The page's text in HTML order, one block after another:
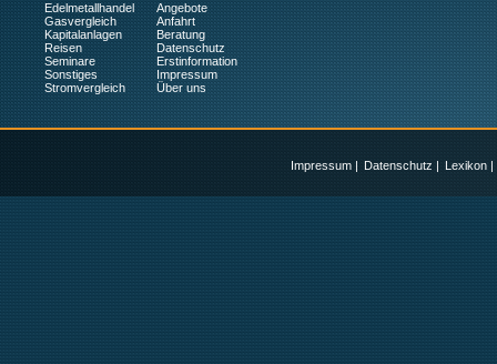
Edelmetallhandel
Gasvergleich
Kapitalanlagen
Reisen
Seminare
Sonstiges
Stromvergleich
Angebote
Anfahrt
Beratung
Datenschutz
Erstinformation
Impressum
Über uns
Impressum | Datenschutz | Lexikon |